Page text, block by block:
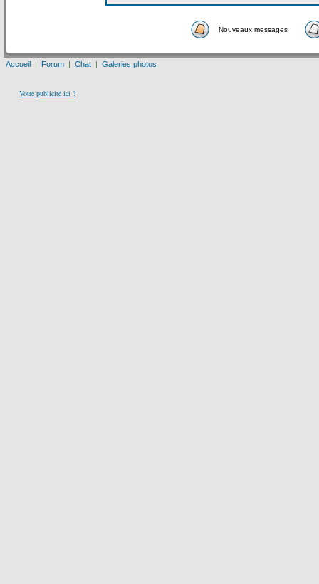
Nouveaux messages
Accueil | Forum | Chat | Galeries photos
Votre publicité ici ?